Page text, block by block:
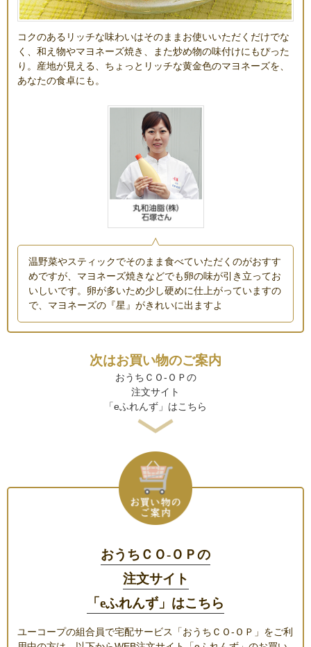
コクのあるリッチな味わいはそのままお使いいただくだけでな
く、和え物やマヨネーズ焼き、また炒め物の味付けにもぴった
り。産地が見える、ちょっとリッチな黄金色のマヨネーズを、
あなたの食卓にも。
温野菜やスティックでそのまま食べていただくのがおすす
めですが、マヨネーズ焼きなどでも卵の味が引き立ってお
いしいです。卵が多いため少し硬めに仕上がっていますの
で、マヨネーズの『星』がきれいに出ますよ
次はお買い物のご案内
おうちＣＯ-ＯＰの
注文サイト
「eふれんず」はこちら
おうちＣＯ-ＯＰの
注文サイト
「eふれんず」はこちら
ユーコープの組合員で宅配サービス「おうちＣＯ-ＯＰ」をご利